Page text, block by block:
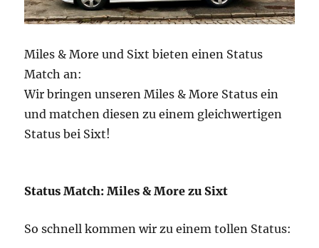
Miles & More und Sixt bieten einen Status
Match an:
Wir bringen unseren Miles & More Status ein
und matchen diesen zu einem gleichwertigen
Status bei Sixt!
Status Match: Miles & More zu Sixt
So schnell kommen wir zu einem tollen Status: